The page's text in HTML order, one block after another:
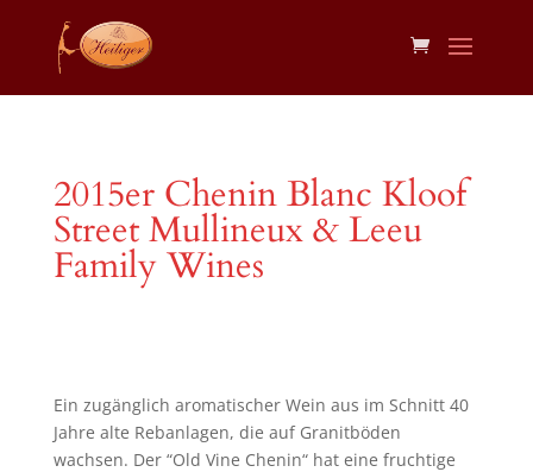
2015er Chenin Blanc Kloof
Street Mullineux & Leeu
Family Wines
Ein zugänglich aromatischer Wein aus im Schnitt 40
Jahre alte Rebanlagen, die auf Granitböden
wachsen. Der “Old Vine Chenin“ hat eine fruchtige